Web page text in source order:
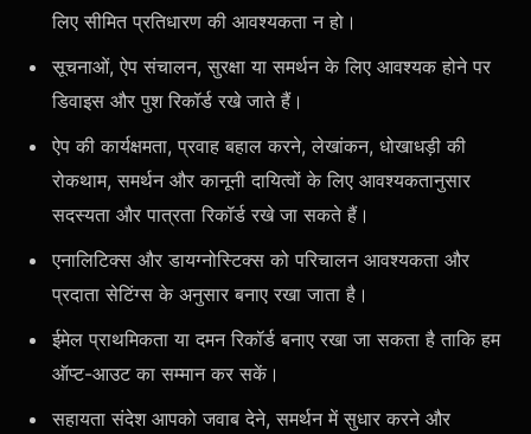
लिए सीमित प्रतिधारण की आवश्यकता न हो।
सूचनाओं, ऐप संचालन, सुरक्षा या समर्थन के लिए आवश्यक होने पर
डिवाइस और पुश रिकॉर्ड रखे जाते हैं।
ऐप की कार्यक्षमता, प्रवाह बहाल करने, लेखांकन, धोखाधड़ी की
रोकथाम, समर्थन और कानूनी दायित्वों के लिए आवश्यकतानुसार
सदस्यता और पात्रता रिकॉर्ड रखे जा सकते हैं।
एनालिटिक्स और डायग्नोस्टिक्स को परिचालन आवश्यकता और
प्रदाता सेटिंग्स के अनुसार बनाए रखा जाता है।
ईमेल प्राथमिकता या दमन रिकॉर्ड बनाए रखा जा सकता है ताकि हम
ऑप्ट-आउट का सम्मान कर सकें।
सहायता संदेश आपको जवाब देने, समर्थन में सुधार करने और